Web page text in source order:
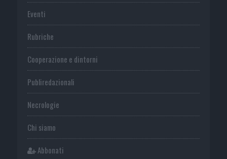
Eventi
Rubriche
Cooperazione e dintorni
Publiredazionali
Necrologie
Chi siamo
Abbonati